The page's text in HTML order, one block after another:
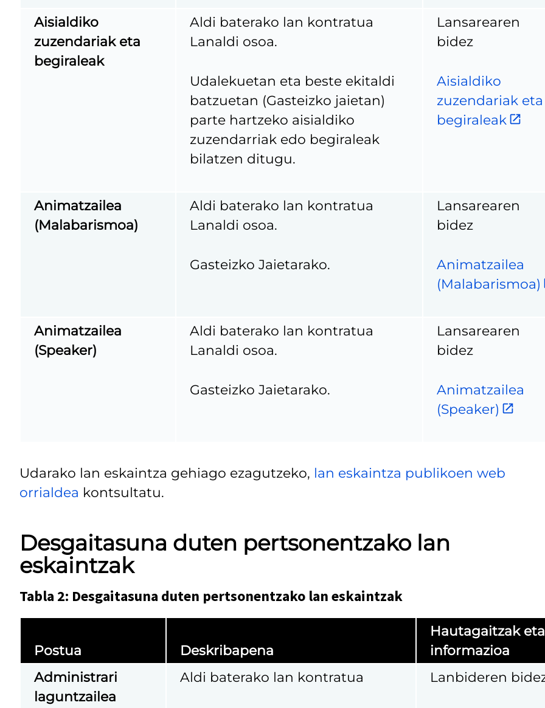
Aisialdiko
zuzendariak eta
begiraleak
Aldi baterako lan kontratua
Lanaldi osoa.
Udalekuetan eta beste ekitaldi
batzuetan (Gasteizko jaietan)
parte hartzeko aisialdiko
zuzendarriak edo begiraleak
bilatzen ditugu.
Lansarearen
bidez
Aisialdiko
zuzendariak eta
begiraleak
Animatzailea
(Malabarismoa)
Aldi baterako lan kontratua
Lanaldi osoa.
Gasteizko Jaietarako.
Lansarearen
bidez
Animatzailea
(Malabarismoa)
Animatzailea
(Speaker)
Aldi baterako lan kontratua
Lanaldi osoa.
Gasteizko Jaietarako.
Lansarearen
bidez
Animatzailea
(Speaker)
Udarako lan eskaintza gehiago ezagutzeko, lan eskaintza publikoen web
orrialdea kontsultatu.
Desgaitasuna duten pertsonentzako lan
eskaintzak
Tabla 2: Desgaitasuna duten pertsonentzako lan eskaintzak
Postua Deskribapena
Hautagaitzak eta
informazioa
Administrari
laguntzailea
Aldi baterako lan kontratua Lanbideren